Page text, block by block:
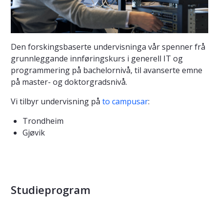
Den forskingsbaserte undervisninga vår spenner frå
grunnleggande innføringskurs i generell IT og
programmering på bachelornivå, til avanserte emne
på master- og doktorgradsnivå.
Vi tilbyr undervisning på to campusar:
Trondheim
Gjøvik
Studieprogram